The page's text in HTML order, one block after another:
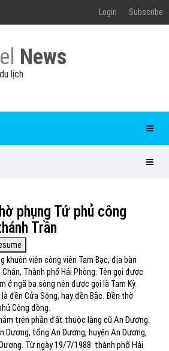
Login Subscribe
News
lịch
phụng Tứ phủ công
Trần
khuôn viên công viên Tam Bạc, địa bàn
Thành phố Hải Phòng. Tên gọi được
ở ngã ba sông nên được gọi là Tam Kỳ.
đền Cửa Sông, hay đền Bắc. Đền thờ
Công đồng.
trên phần đất thuộc làng cũ An Dương.
Dương, tổng An Dương, huyện An Dương,
Từ ngày 19/7/1988 thành phố Hải